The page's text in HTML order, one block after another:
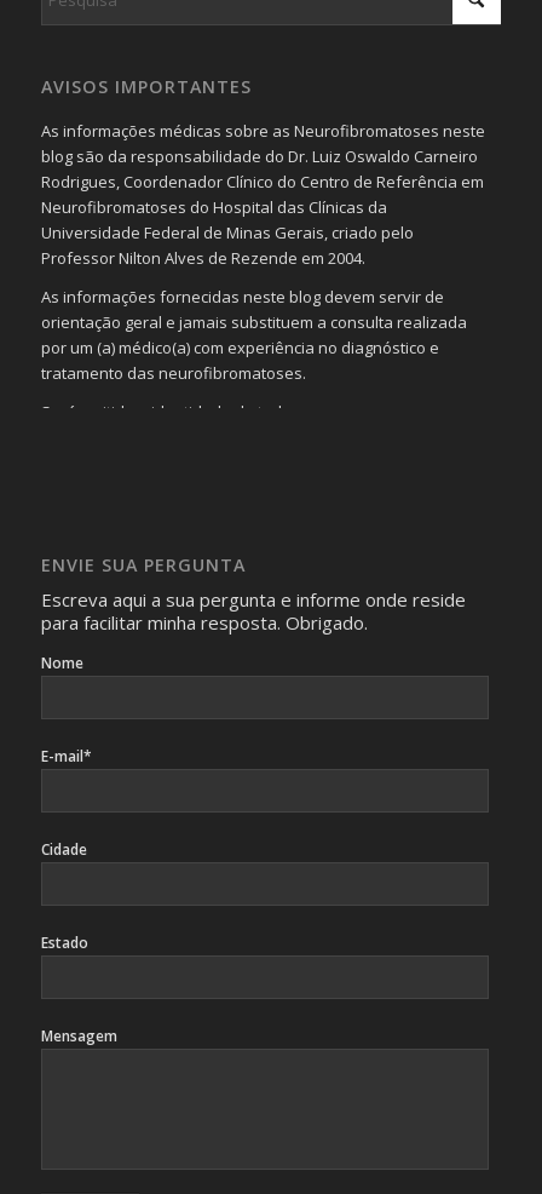
AVISOS IMPORTANTES
As informações médicas sobre as Neurofibromatoses neste
blog são da responsabilidade do Dr. Luiz Oswaldo Carneiro
Rodrigues, Coordenador Clínico do Centro de Referência em
Neurofibromatoses do Hospital das Clínicas da
Universidade Federal de Minas Gerais, criado pelo
Professor Nilton Alves de Rezende em 2004.
As informações fornecidas neste blog devem servir de
orientação geral e jamais substituem a consulta realizada
por um (a) médico(a) com experiência no diagnóstico e
tratamento das neurofibromatoses.
Será omitida a identidade de todas as pessoas que
identificação da pessoa fotografada.
ENVIE SUA PERGUNTA
Escreva aqui a sua pergunta e informe onde reside
para facilitar minha resposta. Obrigado.
Nome
E-mail*
Cidade
Estado
Mensagem